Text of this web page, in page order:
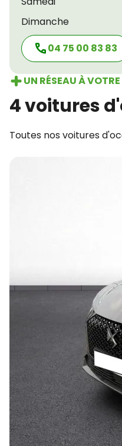
Dimanche
04 75 00 83 83
UN RÉSEAU À
4 voitures
Toutes nos voitures